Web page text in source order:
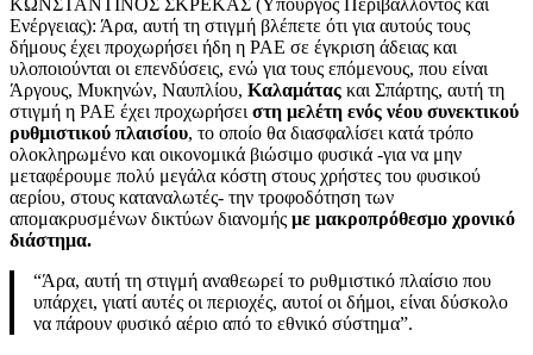
Ενέργειας): Άρα, αυτή τη στιγμή βλέπετε ότι για αυτούς τους
δήμους έχει προχωρήσει ήδη η ΡΑΕ σε έγκριση άδειας και
υλοποιούνται οι επενδύσεις, ενώ για τους επόμενους, που είναι
Άργους, Μυκηνών, Ναυπλίου, Καλαμάτας και Σπάρτης, αυτή τη
στιγμή η ΡΑΕ έχει προχωρήσει στη μελέτη ενός νέου συνεκτικού
ρυθμιστικού πλαισίου, το οποίο θα διασφαλίσει κατά τρόπο
ολοκληρωμένο και οικονομικά βιώσιμο φυσικά -για να μην
μεταφέρουμε πολύ μεγάλα κόστη στους χρήστες του φυσικού
αερίου, στους καταναλωτές- την τροφοδότηση των
απομακρυσμένων δικτύων διανομής με μακροπρόθεσμο χρονικό
διάστημα.
“Άρα, αυτή τη στιγμή αναθεωρεί το ρυθμιστικό πλαίσιο που
υπάρχει, γιατί αυτές οι περιοχές, αυτοί οι δήμοι, είναι δύσκολο
να πάρουν φυσικό αέριο από το εθνικό σύστημα”.